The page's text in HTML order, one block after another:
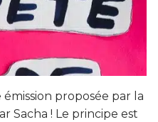
proposée par la
Sacha ! Le principe est